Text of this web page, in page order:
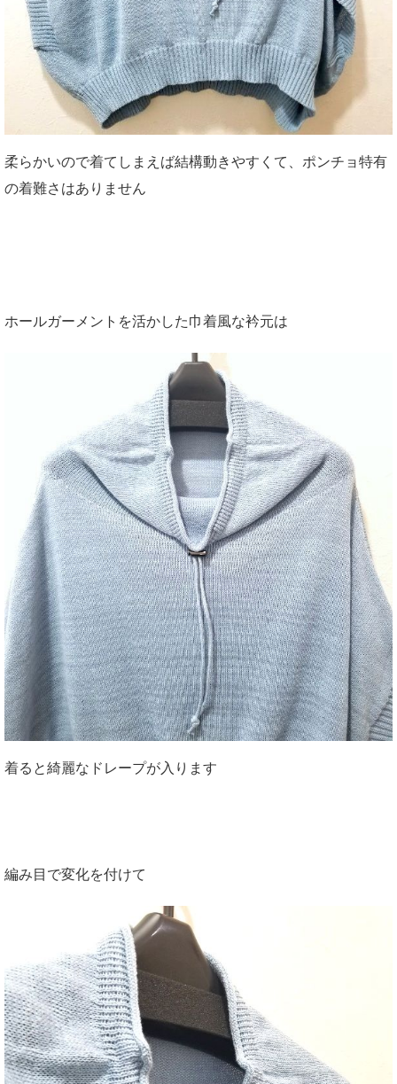
柔らかいので着てしまえば結構動きやすくて、ポンチョ特有
の着難さはありません
ホールガーメントを活かした巾着風な衿元は
着ると綺麗なドレープが入ります
編み目で変化を付けて